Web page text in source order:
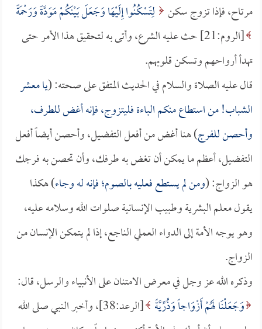
مرتاح، فإذا تزوج سكن
لِتَسْكُنُوا إِلَيْهَا وَجَعَلَ بَيْنَكُمْ مَوَدَّةً وَرَحْمَةً
[الروم:21] حث عليه الشرع، وأتى به لتحقيق هذا الأمر حتى
تهدأ أرواحهم وتسكن قلوبهم.
قال عليه الصلاة والسلام في الحديث المتفق على صحته: (يا معشر
الشباب! من استطاع منكم الباءة فليتزوج، فإنه أغض للطرف،
وأحصن للفرج) هنا أغض من أفعل التفضيل، وأحصن أيضاً أفعل
التفضيل، أعظم ما يمكن أن تغض به طرفك، وأن تحصن به فرجك
هو الزواج: (ومن لم يستطع فعليه بالصوم؛ فإنه له وجاء) هكذا
يقول معلم البشرية وطبيب الإنسانية صلوات الله وسلامه عليه،
وهو يوجه الأمة إلى الدواء العملي الناجع، إذا لم يتمكن الإنسان من
الزواج.
وذكره الله عز وجل في معرض الامتنان على الأنبياء والرسل، قال:
وَجَعَلْنَا لَهُمْ أَزْوَاجاً وَذُرِّيَّةً
[الرعد:38]، وأخبر النبي صلى الله